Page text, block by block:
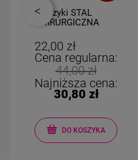
Kolczyki STAL
CHIRURGICZNA
cyrkonie
22,00 zł
Cena regularna:
44,00 zł
Najniższa cena:
30,80 zł
DO KOSZYKA